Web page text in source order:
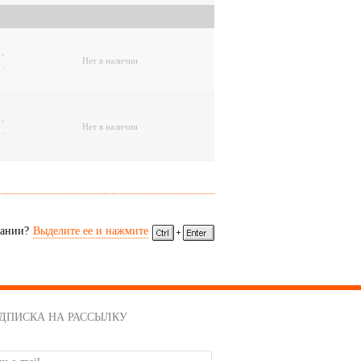
-
+
Нет в наличии
-
+
Нет в наличии
Выделите ее и нажмите
НА РАССЫЛКУ